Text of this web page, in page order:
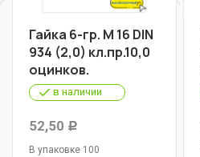
Гайка 6-гр. М 16 DIN
934 (2,0) кл.пр.10,0
оцинков.
в наличии
52,50 Р
В упаковке 100